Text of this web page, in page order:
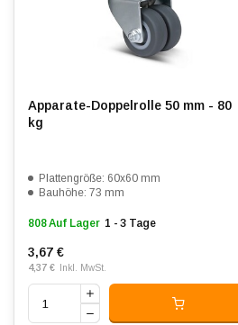
Rollwiderstand: 3
Dämpfung:
Apparate-Doppelrolle 50 mm - 80
kg
Plattengröße: 60x60 mm
Bauhöhe: 73 mm
808 Auf Lager 1 - 3 Tage
3,67 €
4,37 € Inkl. MwSt.